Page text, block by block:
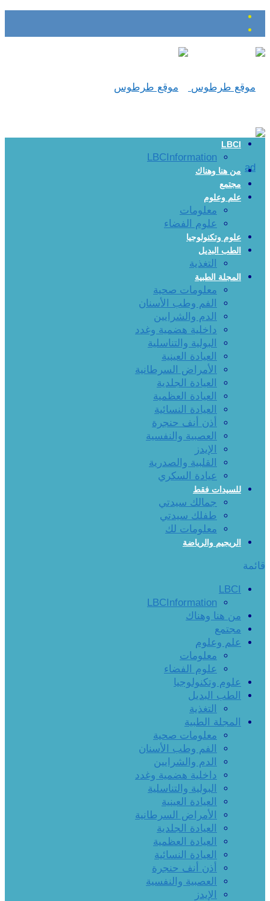
LBCI
LBCInformation
من هنا وهناك
مجتمع
علم وعلوم
معلومات
علوم الفضاء
علوم وتكنولوجيا
الطب البديل
التغذية
المجلة الطبية
معلومات صحية
الفم وطب الأسنان
الدم والشرايين
داخلية هضمية وغدد
البولية والتناسلية
العيادة العينية
الأمراض السرطانية
العيادة الجلدية
العيادة العظمية
العيادة النسائية
أذن أنف حنجرة
العصبية والنفسية
الإيدز
القلبية والصدرية
عيادة السكري
للسيدات فقط
جمالك سيدتي
طفلك سيدتي
معلومات لك
الريجيم والرياضة
قائمة
LBCI
LBCInformation
من هنا وهناك
مجتمع
علم وعلوم
معلومات
علوم الفضاء
علوم وتكنولوجيا
الطب البديل
التغذية
المجلة الطبية
معلومات صحية
الفم وطب الأسنان
الدم والشرايين
داخلية هضمية وغدد
البولية والتناسلية
العيادة العينية
الأمراض السرطانية
العيادة الجلدية
العيادة العظمية
العيادة النسائية
أذن أنف حنجرة
العصبية والنفسية
الإيدز